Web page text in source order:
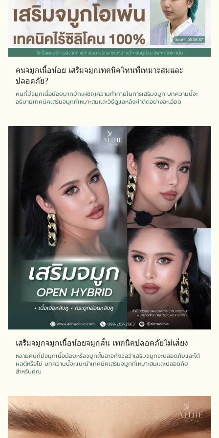
คนจมูกเนื้อน้อย เสริมจมูกเทคนิคไหนที่เหมาะสมและ
ปลอดภัย?
คนที่มีจมูกเนื้อน้อยมากมักเผชิญความท้าทายในการเสริมจมูก บทความนี้จะ
อธิบายเทคนิคเสริมจมูกที่เหมาะสมและวิธีดูแลหลังผ่าตัดอย่างละเอียด
เสริมจมูกจมูกเนื้อน้อยจมูกสั้น เทคนิคปลอดภัยไม่เสี่ยง
หลายคนที่มีจมูกเนื้อน้อยหรือจมูกสั้นอาจกังวลว่าเสริมจมูกจะปลอดภัยและได้
ผลดีหรือไม่ บทความนี้จะแนะนำเทคนิคเสริมจมูกที่เหมาะสมและปลอดภัย
สำหรับคุณ